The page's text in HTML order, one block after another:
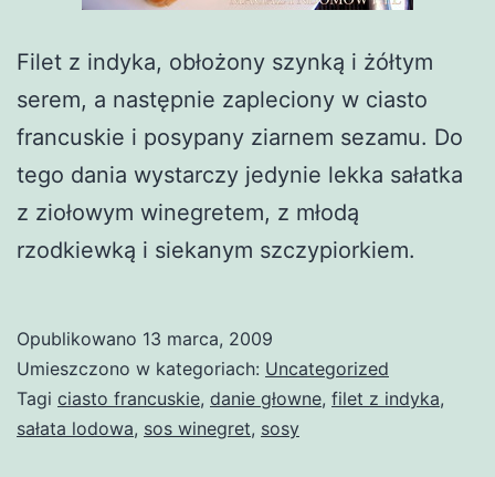
Filet z indyka, obłożony szynką i żółtym
serem, a następnie zapleciony w ciasto
francuskie i posypany ziarnem sezamu. Do
tego dania wystarczy jedynie lekka sałatka
z ziołowym winegretem, z młodą
rzodkiewką i siekanym szczypiorkiem.
Opublikowano 13 marca, 2009
Umieszczono w kategoriach: Uncategorized
Tagi ciasto francuskie, danie głowne, filet z indyka,
sałata lodowa, sos winegret, sosy